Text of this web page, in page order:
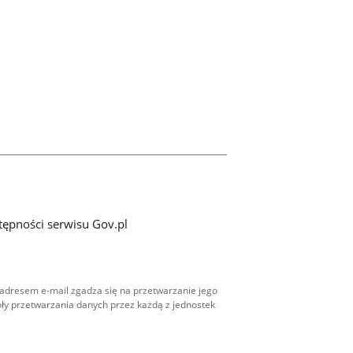
serwisu Gov.pl
e-mail zgadza się na przetwarzanie jego
przetwarzania danych przez każdą z jednostek